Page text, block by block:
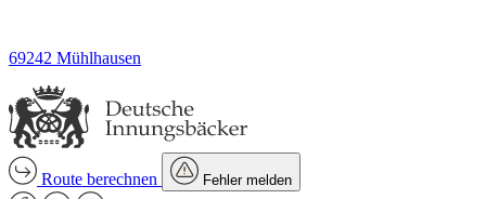
69242 Mühlhausen
Route berechnen Fehler melden